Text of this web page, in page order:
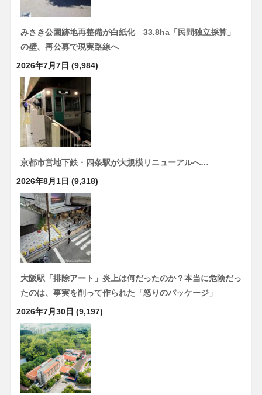
みさき公園跡地再整備が白紙化 33.8ha「民間独立採算」
の壁、再公募で現実路線へ
2026年7月7日 (9,984)
京都市営地下鉄・四条駅が大規模リニューアルへ…
2026年8月1日 (9,318)
大阪駅「排除アート」炎上は何だったのか？本当に危険だっ
たのは、事実を削って作られた「怒りのパッケージ」
2026年7月30日 (9,197)